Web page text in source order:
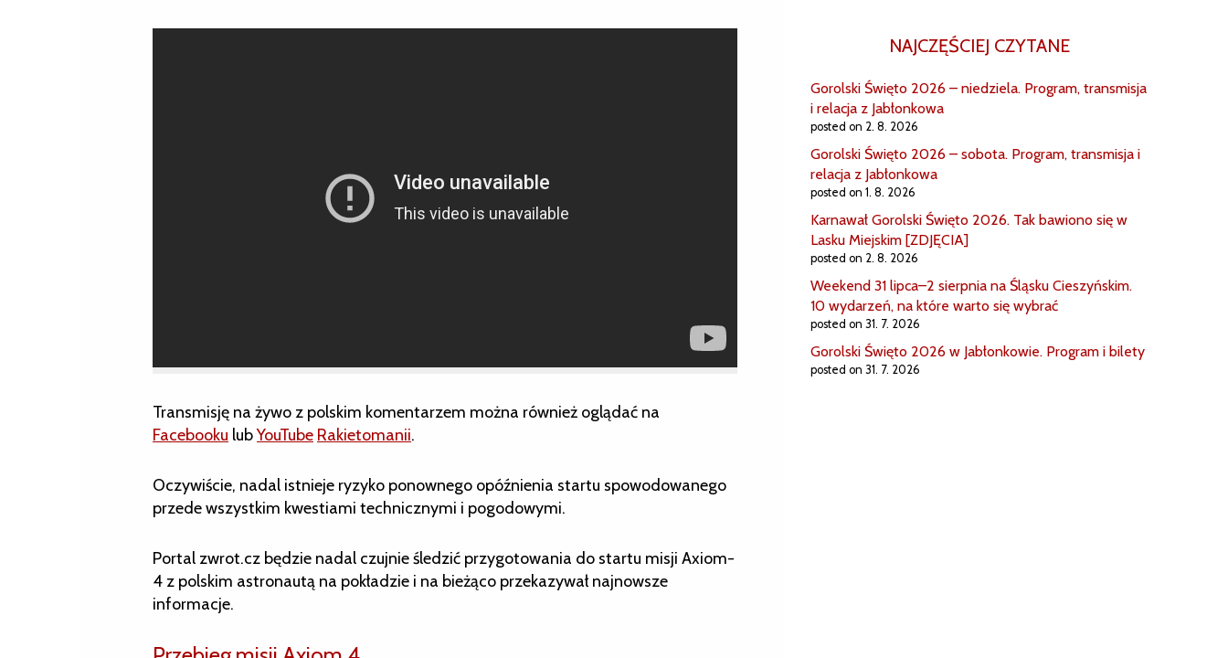
Transmisję na żywo z polskim komentarzem można również oglądać na
Facebooku lubYouTube Rakietomanii.
Oczywiście, nadal istnieje ryzyko ponownego opóźnienia startu spowodowanego
przede wszystkim kwestiami technicznymi i pogodowymi.
Portal zwrot.cz będzie nadal czujnie śledzić przygotowania do startu misji Axiom-
4 z polskim astronautą na pokładzie i na bieżąco przekazywał najnowsze
informacje.
NAJCZĘŚCIEJ CZYTANE
Gorolski Święto 2026 – niedziela. Program, transmisja
i relacja z Jabłonkowa
posted on 2. 8. 2026
Gorolski Święto 2026 – sobota. Program, transmisja i
relacja z Jabłonkowa
posted on 1. 8. 2026
Karnawał Gorolski Święto 2026. Tak bawiono się w
Lasku Miejskim [ZDJĘCIA]
posted on 2. 8. 2026
Weekend 31 lipca–2 sierpnia na Śląsku Cieszyńskim.
10 wydarzeń, na które warto się wybrać
posted on 31. 7. 2026
Gorolski Święto 2026 w Jabłonkowie. Program i bilety
posted on 31. 7. 2026